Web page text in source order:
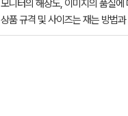
모니터의 해상도, 이미지의 품질
상품 규격 및 사이즈는 재는 방법